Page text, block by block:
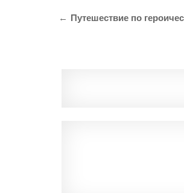
Навигация
← Путешествие по